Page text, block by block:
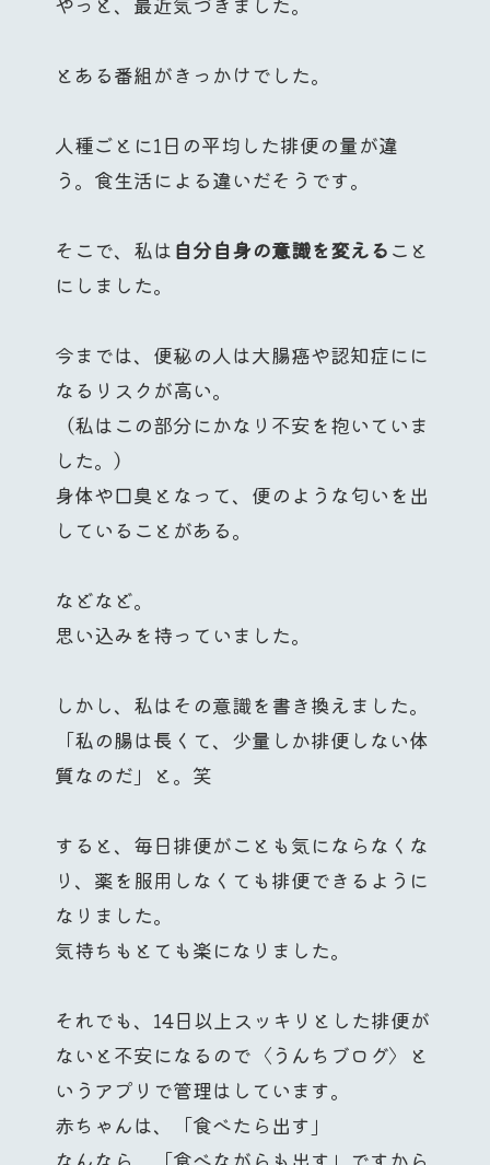
とある番組がきっかけでした。
人種ごとに1日の平均した排便の量が違
う。食生活による違いだそうです。
そこで、私は自分自身の意識を変えること
にしました。
今までは、便秘の人は大腸癌や認知症にに
なるリスクが高い。
（私はこの部分にかなり不安を抱いていま
した。）
身体や口臭となって、便のような匂いを出
していることがある。
などなど。
思い込みを持っていました。
しかし、私はその意識を書き換えました。
「私の腸は長くて、少量しか排便しない体
質なのだ」と。笑
すると、毎日排便がことも気にならなくな
り、薬を服用しなくても排便できるように
なりました。
気持ちもとても楽になりました。
それでも、14日以上スッキリとした排便が
ないと不安になるので〈うんちブログ〉と
いうアプリで管理はしています。
赤ちゃんは、「食べたら出す」